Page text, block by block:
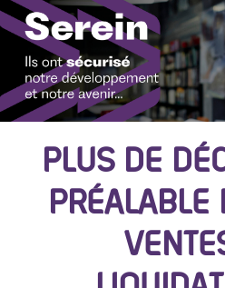
PLUS DE
PRÉALABLE